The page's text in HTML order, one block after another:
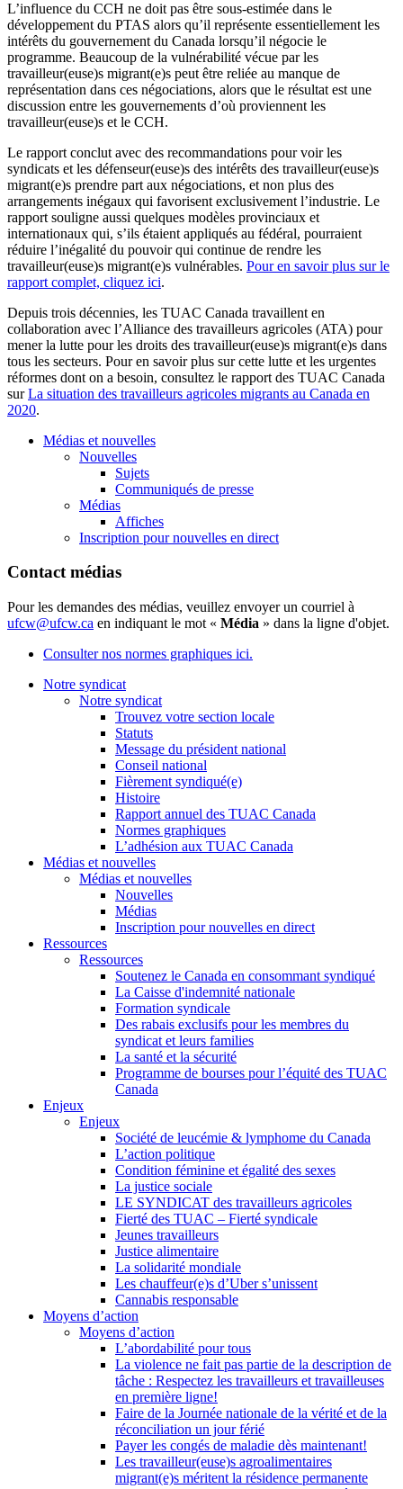
L’influence du CCH ne doit pas être sous-estimée dans le
développement du PTAS alors qu’il représente essentiellement les
intérêts du gouvernement du Canada lorsqu’il négocie le
programme. Beaucoup de la vulnérabilité vécue par les
travailleur(euse)s migrant(e)s peut être reliée au manque de
représentation dans ces négociations, alors que le résultat est une
discussion entre les gouvernements d’où proviennent les
travailleur(euse)s et le CCH.
Le rapport conclut avec des recommandations pour voir les
syndicats et les défenseur(euse)s des intérêts des travailleur(euse)s
migrant(e)s prendre part aux négociations, et non plus des
arrangements inégaux qui favorisent exclusivement l’industrie. Le
rapport souligne aussi quelques modèles provinciaux et
internationaux qui, s’ils étaient appliqués au fédéral, pourraient
réduire l’inégalité du pouvoir qui continue de rendre les
travailleur(euse)s migrant(e)s vulnérables. Pour en savoir plus sur le
rapport complet, cliquez ici.
Depuis trois décennies, les TUAC Canada travaillent en
collaboration avec l’Alliance des travailleurs agricoles (ATA) pour
mener la lutte pour les droits des travailleur(euse)s migrant(e)s dans
tous les secteurs. Pour en savoir plus sur cette lutte et les urgentes
réformes dont on a besoin, consultez le rapport des TUAC Canada
surLa situation des travailleurs agricoles migrants au Canada en
2020.
Médias et nouvelles
Nouvelles
Sujets
Communiqués de presse
Médias
Affiches
Inscription pour nouvelles en direct
Contact médias
Pour les demandes des médias, veuillez envoyer un courriel à
ufcw@ufcw.ca en indiquant le mot « Média » dans la ligne d'objet.
Consulter nos normes graphiques ici.
Notre syndicat
Notre syndicat
Trouvez votre section locale
Statuts
Message du président national
Conseil national
Fièrement syndiqué(e)
Histoire
Rapport annuel des TUAC Canada
Normes graphiques
L’adhésion aux TUAC Canada
Médias et nouvelles
Médias et nouvelles
Nouvelles
Médias
Inscription pour nouvelles en direct
Ressources
Ressources
Soutenez le Canada en consommant syndiqué
La Caisse d'indemnité nationale
Formation syndicale
Des rabais exclusifs pour les membres du
syndicat et leurs families
La santé et la sécurité
Programme de bourses pour l’équité des TUAC
Canada
Enjeux
Enjeux
Société de leucémie & lymphome du Canada
L’action politique
Condition féminine et égalité des sexes
La justice sociale
LE SYNDICAT des travailleurs agricoles
Fierté des TUAC – Fierté syndicale
Jeunes travailleurs
Justice alimentaire
La solidarité mondiale
Les chauffeur(e)s d’Uber s’unissent
Cannabis responsable
Moyens d’action
Moyens d’action
L’abordabilité pour tous
La violence ne fait pas partie de la description de
tâche : Respectez les travailleurs et travailleuses
en première ligne!
Faire de la Journée nationale de la vérité et de la
réconciliation un jour férié
Payer les congés de maladie dès maintenant!
Les travailleur(euse)s agroalimentaires
migrant(e)s méritent la résidence permanente